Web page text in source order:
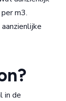
m3.
in de